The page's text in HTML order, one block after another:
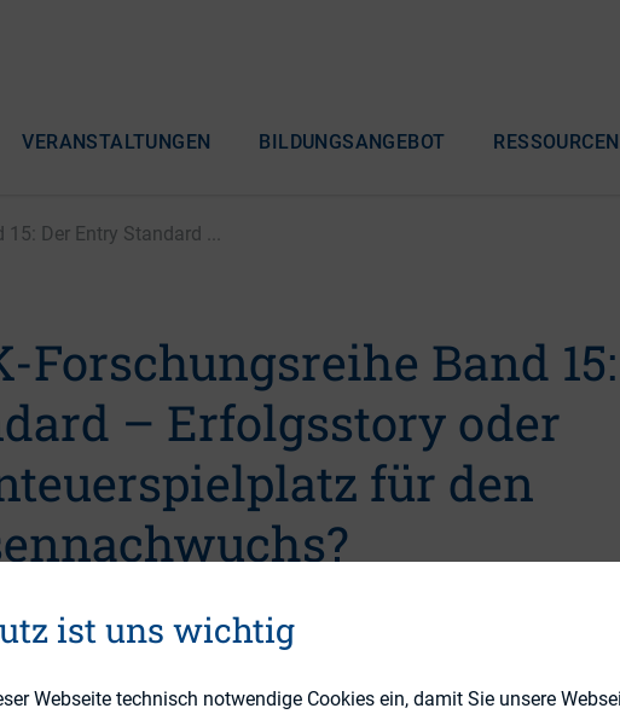
VERANSTALTUNGEN BILDUNGSANGEBOT RESSOURCEN
15: Der Entry Standard ...
Forschungsreihe Band
– Erfolgsstory oder
für den
ist uns wichtig
Webseite technisch notwendige Cookies ein, damit Sie unsere